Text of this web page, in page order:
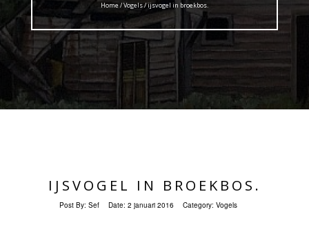
Home /Vogels/ ijsvogel in broekbos.
IJSVOGEL IN BROEKBOS.
Post By: Sef Date: 2 januari 2016 Category: Vogels